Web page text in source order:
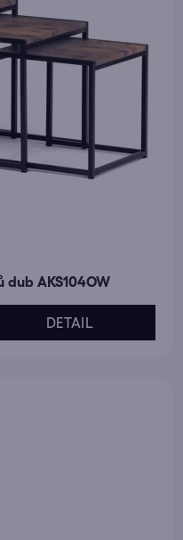
AKS104OW
DETAIL